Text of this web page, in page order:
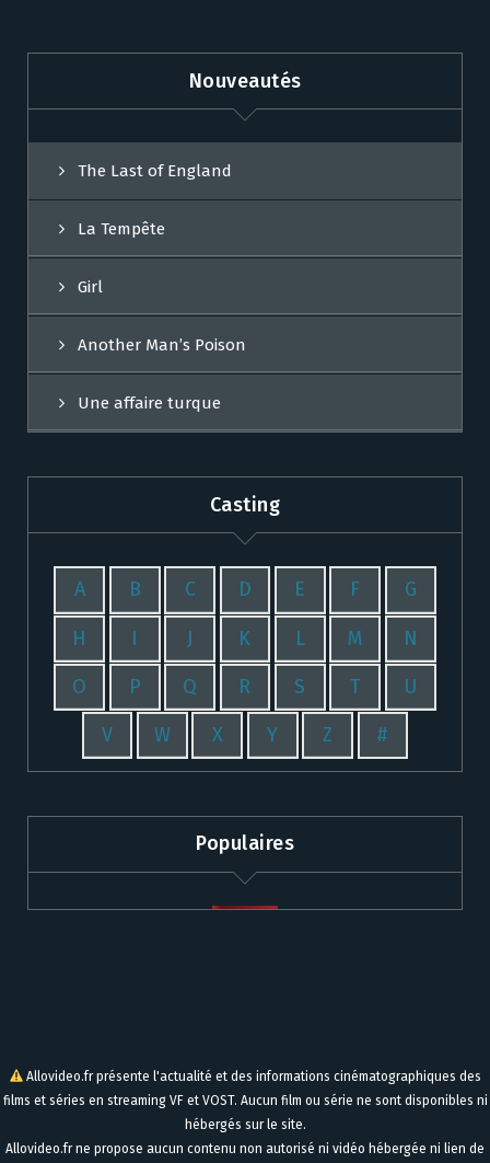
Nouveautés
The Last of England
La Tempête
Girl
Another Man’s Poison
Une affaire turque
Casting
A B C D E F G
H I J K L M N
O P Q R S T U
V W X Y Z #
Populaires
Allovideo.fr présente l'actualité et des informations cinématographiques des
films et séries en streaming VF et VOST. Aucun film ou série ne sont disponibles ni
hébergés sur le site.
Allovideo.fr ne propose aucun contenu non autorisé ni vidéo hébergée ni lien de